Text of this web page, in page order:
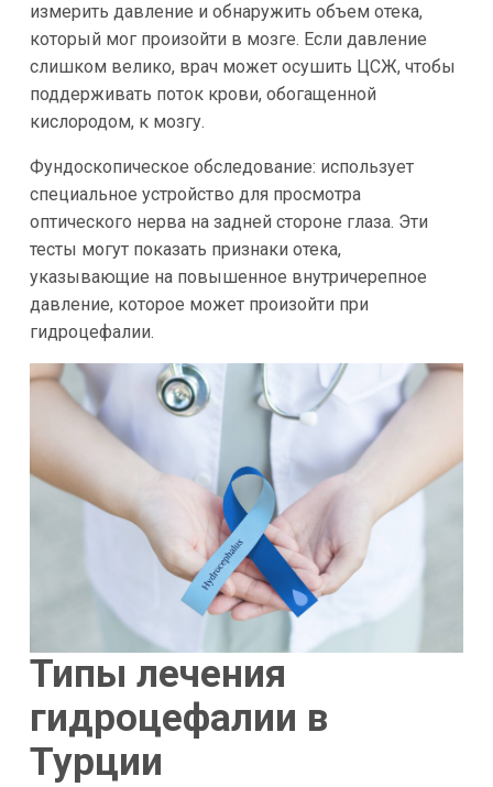
измерить давление и обнаружить объем отека,
который мог произойти в мозге. Если давление
слишком велико, врач может осушить ЦСЖ, чтобы
поддерживать поток крови, обогащенной
кислородом, к мозгу.
Фундоскопическое обследование: использует
специальное устройство для просмотра
оптического нерва на задней стороне глаза. Эти
тесты могут показать признаки отека,
указывающие на повышенное внутричерепное
давление, которое может произойти при
гидроцефалии.
Типы лечения
гидроцефалии в
Турции